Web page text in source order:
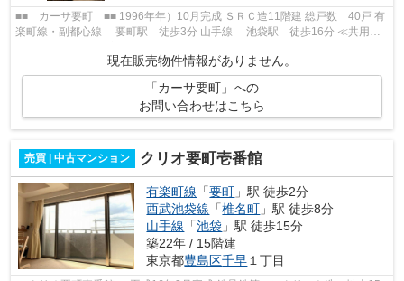
■■ カーサ要町 ■■ 1996年年）10月完成 ＳＲＣ造11階建 総戸数 40戸 有
楽町線・副都心線 要町駅 徒歩3分 山手線 池袋駅 徒歩16分 ≪共用施
設≫ オートロック 宅配BOX エレベ...
現在販売物件情報がありません。
「カーサ要町」への
お問い合わせはこちら
売買 | 中古マンション クリオ要町壱番館
有楽町線 「要町 」駅 徒歩2分
西武池袋線 「椎名町 」駅 徒歩8分
山手線 「池袋 」駅 徒歩15分
築22年 / 15階建
東京都豊島区千早 １丁目